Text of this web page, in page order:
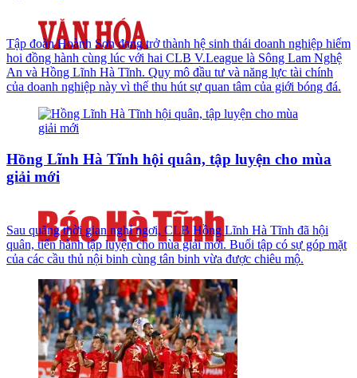
Tập đoàn Hoành Sơn đang trở thành hệ sinh thái doanh nghiệp hiếm
hoi đồng hành cùng lúc với hai CLB V.League là Sông Lam Nghệ
An và Hồng Lĩnh Hà Tĩnh. Quy mô đầu tư và năng lực tài chính
của doanh nghiệp này vì thế thu hút sự quan tâm của giới bóng đá.
Hồng Lĩnh Hà Tĩnh hội quân, tập luyện cho mùa
giải mới
Sau quãng thời gian nghỉ ngơi, CLB Hồng Lĩnh Hà Tĩnh đã hội
quân, tiến hành tập luyện cho mùa giải mới. Buổi tập có sự góp mặt
của các cầu thủ nội binh cùng tân binh vừa được chiêu mộ.